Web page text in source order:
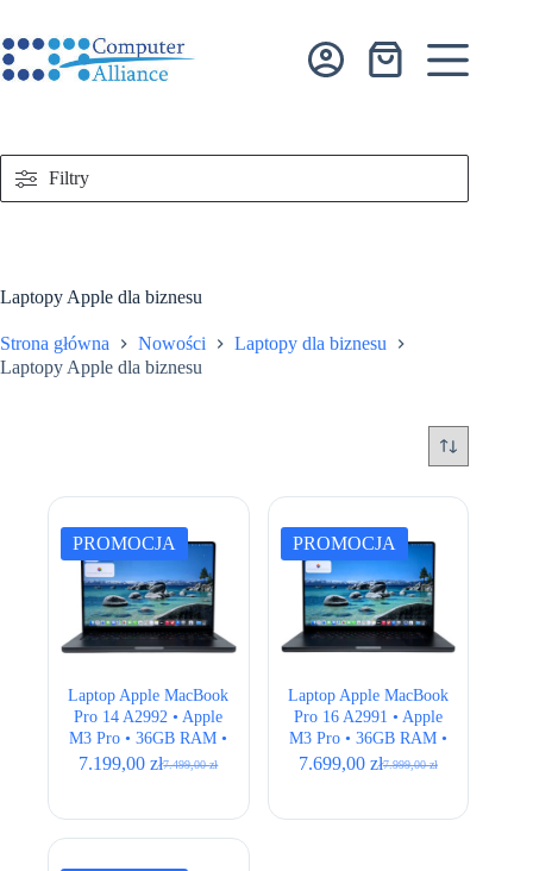
treści
Koszyk
Laptopy Apple dla biznesu
Strona główna Nowości
Laptopy dla biznesu
Laptopy Apple dla biznesu
PROMOCJA
Laptop Apple MacBook
Pro 14 A2992 • Apple
M3 Pro • 36GB RAM •
512GB SSD • 14,2″
7.499,00zł
Pierwotna
wynosiła:
7.499,00 zł.
7.199,00zł
Aktualna
wynosi:
7.199,00 zł.
PROMOCJA
Laptop Apple MacBook
Pro 16 A2991 • Apple
M3 Pro • 36GB RAM •
512GB SSD • 16,2″
7.999,00zł
Pierwotna
wynosiła:
7.699,00 zł
Aktualna
wynosi:
Filtry